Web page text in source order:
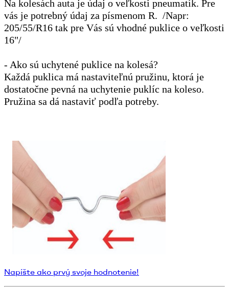
Na kolesách auta je údaj o veľkosti pneumatík. Pre
vás je potrebný údaj za písmenom R. /Napr:
205/55/R16 tak pre Vás sú vhodné puklice o veľkosti
16"/
- Ako sú uchytené puklice na kolesá?
Každá puklica má nastaviteľnú pružinu, ktorá je
dostatočne pevná na uchytenie puklíc na koleso.
Pružina sa dá nastaviť podľa potreby.
Napíšte ako prvý svoje hodnotenie!